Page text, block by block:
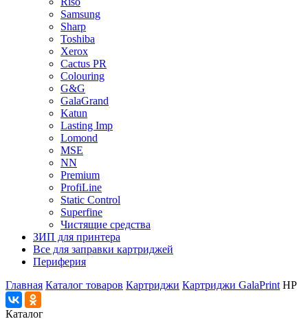
Samsung
Sharp
Toshiba
Xerox
Cactus PR
Colouring
G&G
GalaGrand
Katun
Lasting Imp
Lomond
MSE
NN
Premium
ProfiLine
Static Control
Superfine
Чистящие средства
ЗИП для принтера
Все для заправки картриджей
Периферия
Главная Каталог товаров Картриджи Картриджи GalaPrint HP
Каталог